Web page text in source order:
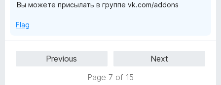
Вы можете присылать в группе vk.com/addons
Flag
Previous
Next
Page 7 of 15